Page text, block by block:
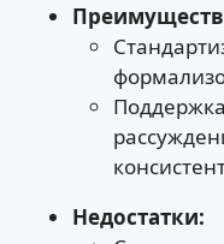
Недостатки: